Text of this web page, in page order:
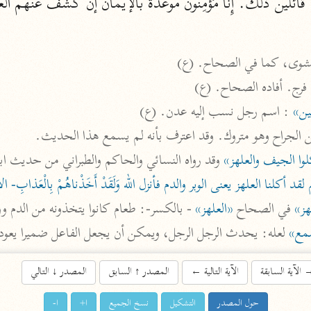
أضواء البيان
محمد الأمين الشنقيطي (١٣٩٤ هـ)
نظم الدرر
البقاعي (٨٨٥ هـ)
نحو ٢٠ مجلدًا
لغة وبلاغة
التحرير والتنوير
ابن عاشور (١٣٩٣ هـ)
نحو ٢٤ مجلدًا
كما في الصحاح. (ع)
أفاده الصحاح. (ع)
: اسم رجل نسب إليه عدن. (ع)
الجراح وهو متروك. وقد اعترف بأنه لم يسمع هذا الحديث.
الجيف والعلهز» وقد رواه النسائي والحاكم والطبراني من حديث
أكلنا العلهز يعنى الوبر والدم فأنزل الله وَلَقَدْ أَخَذْناهُمْ بِالْعَذابِ-
في الصحاح «العلهز» - بالكسر-: طعام كانوا يتخذونه من الدم
لعله: يحدث الرجل الرجل، ويمكن أن يجعل الفاعل ضميرا
الآية السابقة الآية التالية ← المصدر↑السابق المصدر↓التالي
حول المصدر التشكيل نسخ الجميع ا+ ا-